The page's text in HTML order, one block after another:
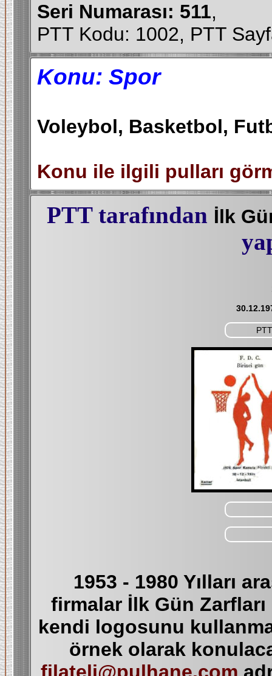
Seri Numarası: 511,
PTT Kodu: 1002, PTT
Konu: Spor
Voleybol, Basketbol,
Konu ile ilgili pulları
PTT tarafından İlk
1953 - 1980 Yılları
firmalar İlk Gün Zarfları
kendi logosunu
örnek olarak